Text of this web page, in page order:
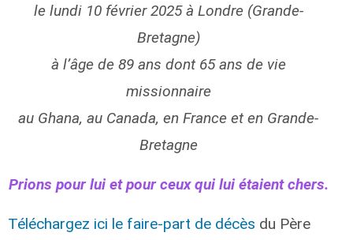
le lundi 10 février 2025 à Londre (Grande-
Bretagne)
à l’âge de 89 ans dont 65 ans de vie
missionnaire
au Ghana, au Canada, en France et en Grande-
Bretagne
Prions pour lui et pour ceux qui lui étaient chers.
Téléchargez ici le faire-part de décès du Père